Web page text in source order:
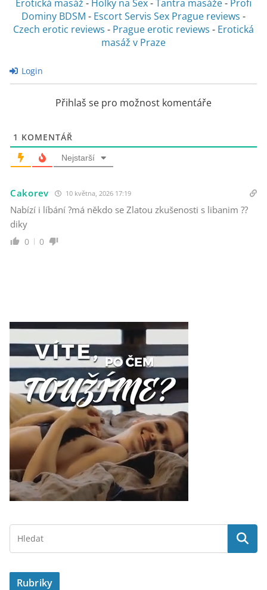
Erotická masáž - Holky na Sex-Tantra masáže- Profi
Dominy BDSM - Escort Servis Sex Prague reviews -
Czech erotic reviews - Prague erotic reviews - Erotická
masáž v Praze
Login
Přihlaš se pro možnost komentáře
1 KOMENTÁŘ
Nejstarší
Cakorev 10 května, 2026 17:19
Nabízí i líbání ?má někdo se Zlatou zkušenosti s libanim ??
diky
0 0
Rubriky